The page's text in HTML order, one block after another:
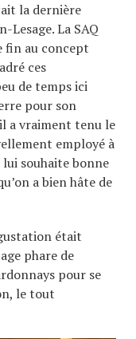
la dernière
Lesage. La SAQ
fin au concept
ces
de temps ici
pour son
a vraiment tenu le
employé à
lui souhaite bonne
a bien hâte de
était
phare de
pour se
le tout